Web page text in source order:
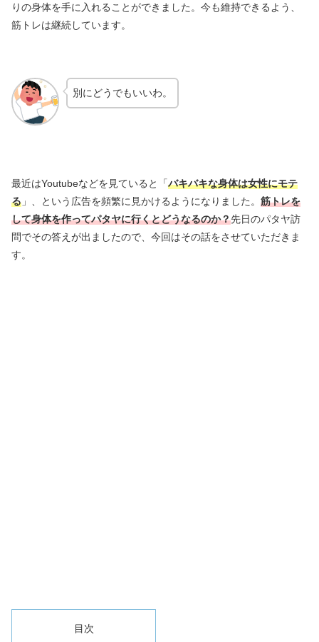
りの身体を手に入れることができました。今も維持できるよう、
筋トレは継続しています。
別にどうでもいいわ。
最近はYoutubeなどを見ていると「バキバキな身体は女性にモテ
る 」、という広告を頻繁に見かけるようになりました。 筋トレを
して身体を作ってパタヤに行くとどうなるのか？先日のパタヤ訪
問でその答えが出ましたので、今回はその話をさせていただきま
す。
目次